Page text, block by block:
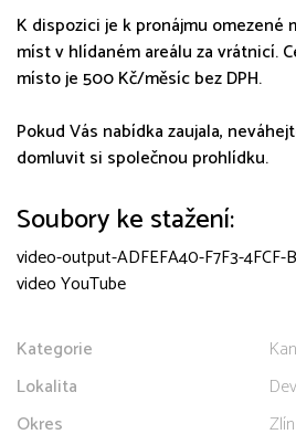
K dispozici je k pronájmu omezené
míst v hlídaném areálu za vrátnicí.
místo je 500 Kč/měsíc bez DPH.
Pokud Vás nabídka zaujala,
domluvit si společnou prohlídku.
Soubory ke stažení:
video-output-ADFEFA40-F7F3-4FCF-
video YouTube
Kategorie
Lokalita
Okres
Zlín